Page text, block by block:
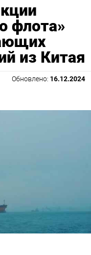
флота»
из Китая
Обновлено: 16.12.2024